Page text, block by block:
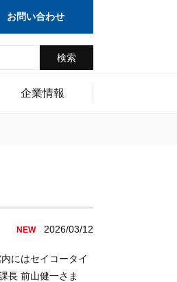
お問い合わせ
企業情報
NEW 2026/03/12
にはセイコータイ
長 前山健一さま